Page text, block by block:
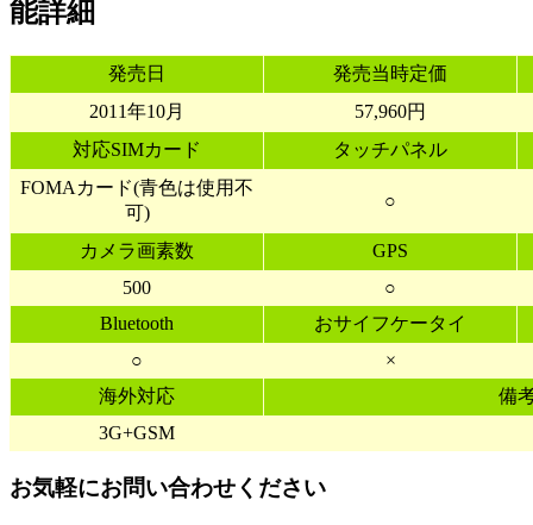
能詳細
発売日
発売当時定価
2011年10月
57,960円
対応SIMカード
タッチパネル
FOMAカード(青色は使用不
可)
○
カメラ画素数
GPS
500
○
Bluetooth
おサイフケータイ
○
×
海外対応
備
3G+GSM
お気軽にお問い合わせください